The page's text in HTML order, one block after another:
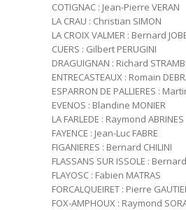
COTIGNAC : Jean-Pierre VERAN
LA CRAU : Christian SIMON
LA CROIX VALMER : Bernard
CUERS : Gilbert PERUGINI
DRAGUIGNAN : Richard
ENTRECASTEAUX : Romain
ESPARRON DE PALLIERES :
EVENOS : Blandine MONIER
LA FARLEDE : Raymond ABRINES
FAYENCE : Jean-Luc FABRE
FIGANIERES : Bernard CHILINI
FLASSANS SUR ISSOLE :
FLAYOSC : Fabien MATRAS
FORCALQUEIRET : Pierre
FOX-AMPHOUX : Raymond